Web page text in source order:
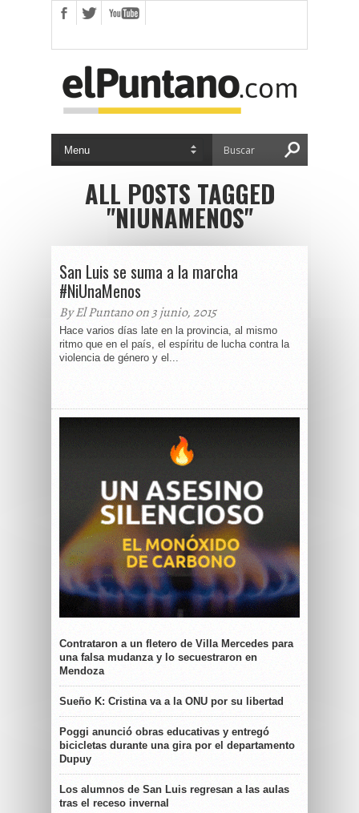
ALL POSTS TAGGED
"NIUNAMENOS"
San Luis se suma a la marcha
#NiUnaMenos
By El Puntano on 3 junio, 2015
Hace varios días late en la provincia, al mismo
ritmo que en el país, el espíritu de lucha contra la
violencia de género y el...
Contrataron a un fletero de Villa Mercedes para
una falsa mudanza y lo secuestraron en
Mendoza
Sueño K: Cristina va a la ONU por su libertad
Poggi anunció obras educativas y entregó
bicicletas durante una gira por el departamento
Dupuy
Los alumnos de San Luis regresan a las aulas
tras el receso invernal